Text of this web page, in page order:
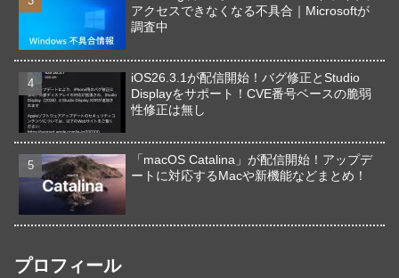
アクセスできなくなる不具合｜Microsoftが
調査中
iOS26.3.1が配信開始！バグ修正とStudio
Displayをサポート！CVE番号ベースの脆弱
性修正は無し
「macOS Catalina」が配信開始！アップデ
ートに対応するMacや新機能などまとめ！
プロフィール